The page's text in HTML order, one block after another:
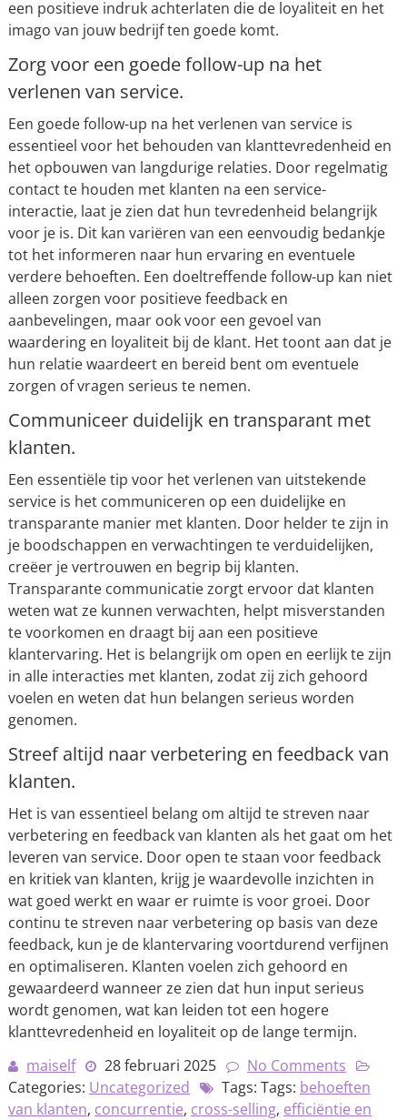
een positieve indruk achterlaten die de loyaliteit en het
imago van jouw bedrijf ten goede komt.
Zorg voor een goede follow-up na het
verlenen van service.
Een goede follow-up na het verlenen van service is
essentieel voor het behouden van klanttevredenheid en
het opbouwen van langdurige relaties. Door regelmatig
contact te houden met klanten na een service-
interactie, laat je zien dat hun tevredenheid belangrijk
voor je is. Dit kan variëren van een eenvoudig bedankje
tot het informeren naar hun ervaring en eventuele
verdere behoeften. Een doeltreffende follow-up kan niet
alleen zorgen voor positieve feedback en
aanbevelingen, maar ook voor een gevoel van
waardering en loyaliteit bij de klant. Het toont aan dat je
hun relatie waardeert en bereid bent om eventuele
zorgen of vragen serieus te nemen.
Communiceer duidelijk en transparant met
klanten.
Een essentiële tip voor het verlenen van uitstekende
service is het communiceren op een duidelijke en
transparante manier met klanten. Door helder te zijn in
je boodschappen en verwachtingen te verduidelijken,
creëer je vertrouwen en begrip bij klanten.
Transparante communicatie zorgt ervoor dat klanten
weten wat ze kunnen verwachten, helpt misverstanden
te voorkomen en draagt bij aan een positieve
klantervaring. Het is belangrijk om open en eerlijk te zijn
in alle interacties met klanten, zodat zij zich gehoord
voelen en weten dat hun belangen serieus worden
genomen.
Streef altijd naar verbetering en feedback van
klanten.
Het is van essentieel belang om altijd te streven naar
verbetering en feedback van klanten als het gaat om het
leveren van service. Door open te staan voor feedback
en kritiek van klanten, krijg je waardevolle inzichten in
wat goed werkt en waar er ruimte is voor groei. Door
continu te streven naar verbetering op basis van deze
feedback, kun je de klantervaring voortdurend verfijnen
en optimaliseren. Klanten voelen zich gehoord en
gewaardeerd wanneer ze zien dat hun input serieus
wordt genomen, wat kan leiden tot een hogere
klanttevredenheid en loyaliteit op de lange termijn.
maiself
28 februari 2025
No Comments
Categories: Uncategorized Tags: Tags: behoeften
van klanten, concurrentie, cross-selling, efficiëntie en